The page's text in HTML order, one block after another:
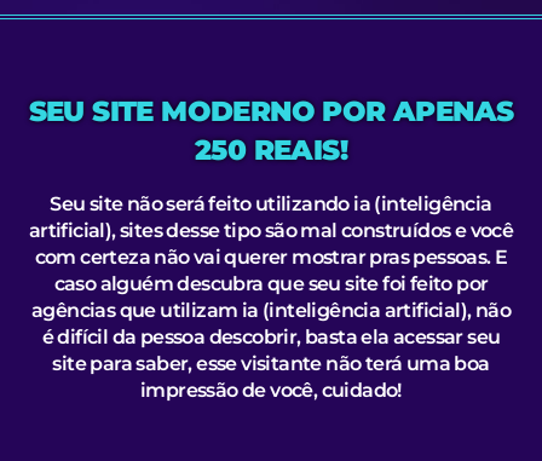
SEU SITE MODERNO POR APENAS
250 REAIS!
Seu site não será feito utilizando ia (inteligência
artificial), sites desse tipo são mal construídos e você
com certeza não vai querer mostrar pras pessoas. E
caso alguém descubra que seu site foi feito por
agências que utilizam ia (inteligência artificial), não
é difícil da pessoa descobrir, basta ela acessar seu
site para saber, esse visitante não terá uma boa
impressão de você, cuidado!